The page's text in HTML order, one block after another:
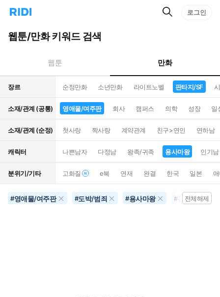
리
홈
으
턴
트
검
로그인
웹툰/만화 키워드 검색
웹툰 만화
장르 순정만화 소년만화 라이트노벨 판타지/SF
소재/관계 (공통) 영애물/여주판 회사 캠퍼스 의학 성장 일
소재/관계 (순정) 첫사랑 짝사랑 계약관계 친구>연인 연하남
캐릭터 나쁜남자 다정남 왕족/귀족 용사마왕 인기남
분위기/기타 고화질 e북 연재 완결 한국 일본
#영애물/여주판 #도박/범죄 #용사마왕 #판타지/SF
전체해제